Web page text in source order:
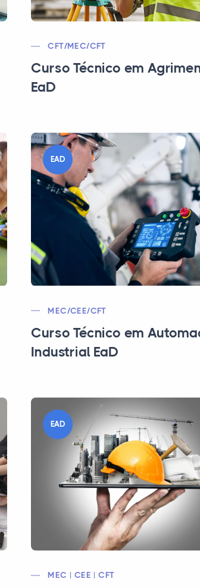
CFT/MEC/CFT
Curso Técnico em
EaD
EAD
MEC/CEE/CFT
Curso Técnico em
Industrial EaD
EAD
MEC | CEE | CFT